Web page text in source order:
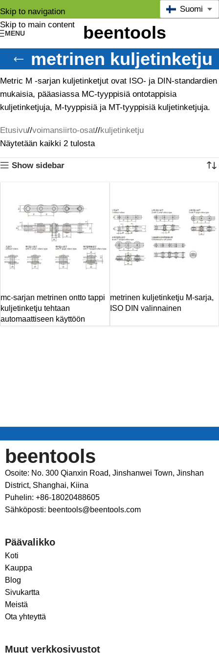
Skip to navigation
Skip to main content
MENU
Suomi
metrinen kuljetinketju
Metric M -sarjan kuljetinketjut ovat ISO- ja DIN-standardien
mukaisia, pääasiassa MC-tyyppisiä ontotappisia
kuljetinketjuja, M-tyyppisiä ja MT-tyyppisiä kuljetinketjuja.
Etusivu/ voimansiirto-osat/ kuljetinketju
Näytetään kaikki 2 tulosta
Show sidebar
mc-sarjan metrinen ontto tappi
kuljetinketju tehtaan
automaattiseen käyttöön
metrinen kuljetinketju M-sarja,
ISO DIN valinnainen
beentools
Osoite: No. 300 Qianxin Road, Jinshanwei Town, Jinshan
District, Shanghai, Kiina
Puhelin: +86-18020488605
Sähköposti: beentools@beentools.com
Päävalikko
Koti
Kauppa
Blog
Sivukartta
Meistä
Ota yhteyttä
Muut verkkosivustot